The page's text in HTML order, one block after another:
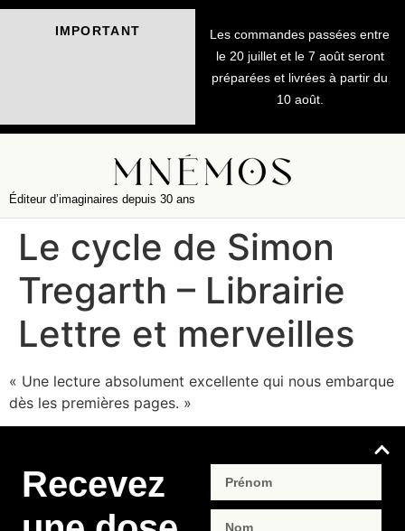
IMPORTANT
Les commandes passées entre
le 20 juillet et le 7 août seront
préparées et livrées à partir du
10 août.
Éditeur d’imaginaires depuis 30 ans
Le cycle de Simon
Tregarth – Librairie
Lettre et merveilles
« Une lecture absolument excellente qui nous embarque
dès les premières pages. »
Recevez